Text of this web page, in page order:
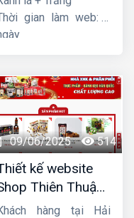
gian làm web: 7
09/06/2025 514
kế website
Thiên Thuận
hàng tại Hải